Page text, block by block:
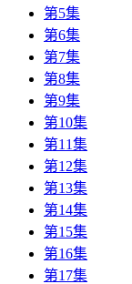
第5集
第6集
第7集
第8集
第9集
第10集
第11集
第12集
第13集
第14集
第15集
第16集
第17集